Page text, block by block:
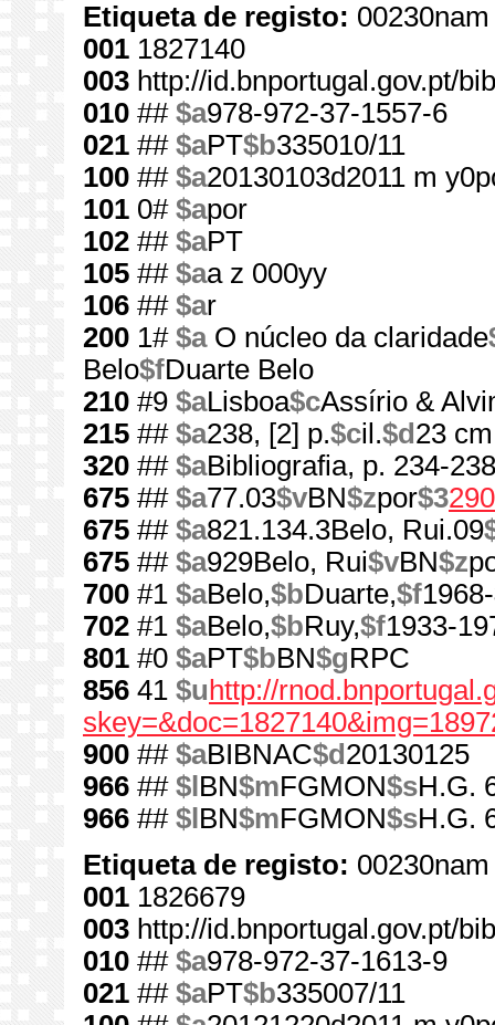
Etiqueta de registo:
001 1827140
003 http://id.bnportugal.gov.pt/
010 ## $a978-972-37-1557-6
021 ## $aPT$b335010/11
100 ## $a20130103d2011 m
101 0# $apor
102 ## $aPT
105 ## $aa z 000yy
106 ## $ar
200 1# $aO núcleo da claridade
Belo$fDuarte Belo
210 #9 $aLisboa$cAssírio &
215 ## $a238, [2] p.$cil.$d 23 cm
320 ## $aBibliografia, p. 234-238
675 ## $a77.03$vBN$zpor$3
675 ## $a821.134.3Belo, Rui.09
675 ## $a929Belo, Rui$vBN$z
700 #1 $aBelo,$bDuarte,$f1968-
702 #1 $aBelo,$bRuy,$f1933-
801 #0 $aPT$bBN$gRPC
856 41 $u http://
900 ## $aBIBNAC$d 20130125
966 ## $l BN$mFGMON$sH.G.
966 ## $l BN$mFGMON$sH.G.
Etiqueta de registo:
001 1826679
003 http://id.bnportugal.gov.pt/
010 ## $a978-972-37-1613-9
021 ## $aPT$b335007/11